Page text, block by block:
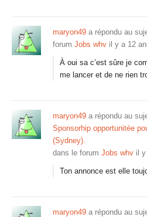
maryon49 a répondu au
forum Jobs whv il y a 12
À oui sa c’est sûre je
me lancer et de ne rien
maryon49 a répondu au
Sponsorhip opportunitée
(Sydney).
dans le forum Jobs whv il
Ton annonce est elle
maryon49 a répondu au